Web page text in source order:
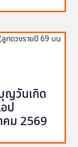
ญวันเกิด
ป
คม 2569